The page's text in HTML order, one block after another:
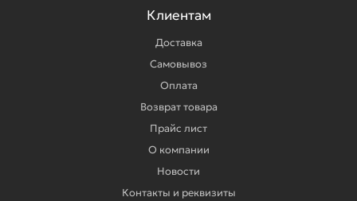
Клиентам
Доставка
Самовывоз
Оплата
Возврат товара
Прайс лист
О компании
Новости
Контакты и реквизиты